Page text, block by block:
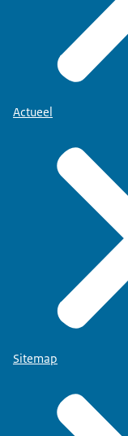
Actueel
Sitemap